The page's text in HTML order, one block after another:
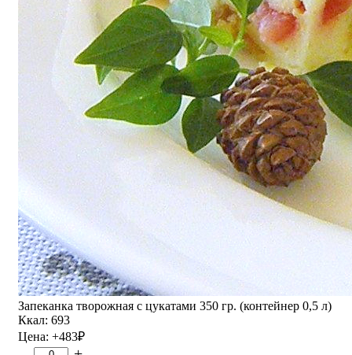
Запеканка творожная с цукатами 350 гр. (контейнер 0,5 л)
Ккал: 693
Цена: +483₽